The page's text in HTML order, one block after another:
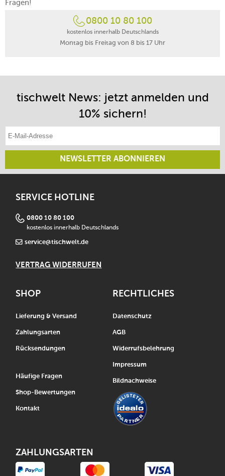
Fragen!
0800 10 80 100
kostenlos innerhalb Deutschlands
Montag bis Freitag von 8 bis 17 Uhr
tischwelt News: jetzt anmelden und
10% sichern!
NEWSLETTER ABONNIEREN
SERVICE HOTLINE
0800 10 80 100
kostenlos innerhalb Deutschlands
service@tischwelt.de
VERTRAG WIDERRUFEN
SHOP
Lieferung & Versand
Zahlungsarten
Rücksendungen
Häufige Fragen
Shop-Bewertungen
Kontakt
RECHTLICHES
Datenschutz
AGB
Widerrufsbelehrung
Impressum
Bildnachweise
ZAHLUNGSARTEN